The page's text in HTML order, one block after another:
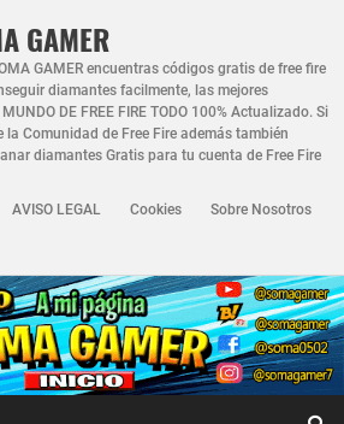
GAMER
GAMER encuentras códigos gratis de free fire
diamantes facilmente, las mejores
DE FREE FIRE TODO 100% Actualizado. Si
Comunidad de Free Fire además también
diamantes Gratis para tu cuenta de Free Fire
AVISO LEGAL Cookies Sobre Nosotros